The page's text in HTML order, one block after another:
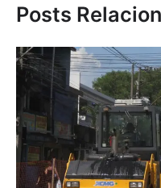
Posts